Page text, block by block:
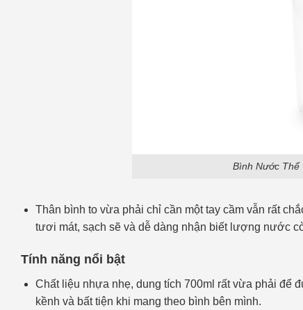
Bình Nước Thể
Thân bình to vừa phải chỉ cần một tay cầm vẫn rất
tươi mát, sạch sẽ và dễ dàng nhận biết lượng nước
Tính năng nổi bật
Chất liệu nhựa nhẹ, dung tích 700ml rất vừa phải để
kềnh và bất tiện khi mang theo bình bên mình.